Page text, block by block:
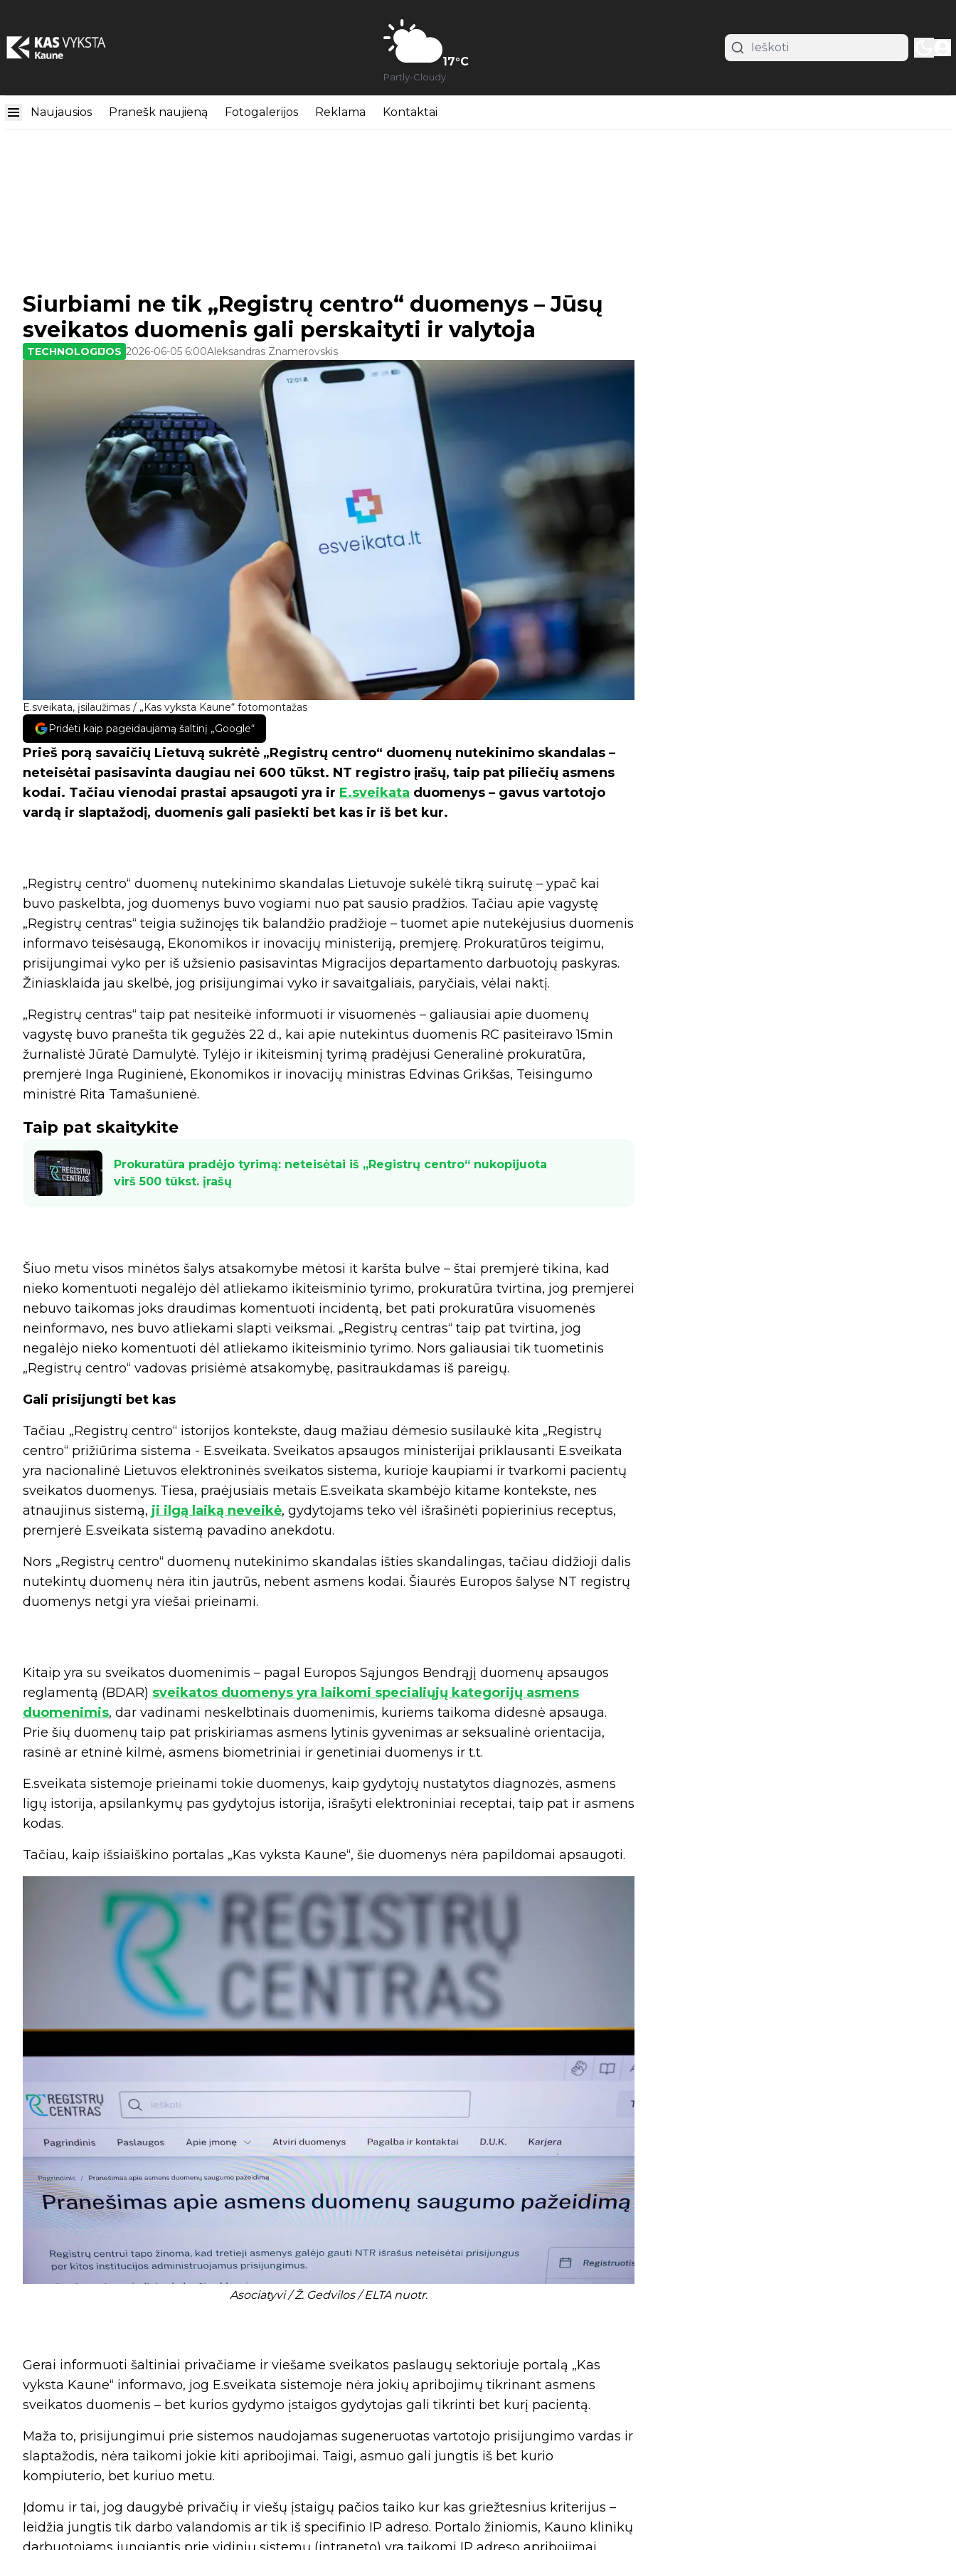
17°C
Partly-Cloudy
Naujausios Pranešk naujieną Fotogalerijos Reklama Kontaktai
E.sveikata, įsilaužimas / „Kas vyksta Kaune“ fotomontažas
Siurbiami ne tik „Registrų centro“ duomenys – Jūsų
sveikatos duomenis gali perskaityti ir valytoja
TECHNOLOGIJOS 2026-06-05 6:00Aleksandras Znamerovskis
Pridėti kaip pageidaujamą šaltinį „Google“
Prieš porą savaičių Lietuvą sukrėtė „Registrų centro“ duomenų nutekinimo skandalas –
neteisėtai pasisavinta daugiau nei 600 tūkst. NT registro įrašų, taip pat piliečių asmens
kodai. Tačiau vienodai prastai apsaugoti yra ir E.sveikata duomenys – gavus vartotojo
vardą ir slaptažodį, duomenis gali pasiekti bet kas ir iš bet kur.
„Registrų centro“ duomenų nutekinimo skandalas Lietuvoje sukėlė tikrą suirutę – ypač kai
buvo paskelbta, jog duomenys buvo vogiami nuo pat sausio pradžios. Tačiau apie vagystę
„Registrų centras“ teigia sužinojęs tik balandžio pradžioje – tuomet apie nutekėjusius duomenis
informavo teisėsaugą, Ekonomikos ir inovacijų ministeriją, premjerę. Prokuratūros teigimu,
prisijungimai vyko per iš užsienio pasisavintas Migracijos departamento darbuotojų paskyras.
Žiniasklaida jau skelbė, jog prisijungimai vyko ir savaitgaliais, paryčiais, vėlai naktį.
„Registrų centras“ taip pat nesiteikė informuoti ir visuomenės – galiausiai apie duomenų
vagystę buvo pranešta tik gegužės 22 d., kai apie nutekintus duomenis RC pasiteiravo 15min
žurnalistė Jūratė Damulytė. Tylėjo ir ikiteisminį tyrimą pradėjusi Generalinė prokuratūra,
premjerė Inga Ruginienė, Ekonomikos ir inovacijų ministras Edvinas Grikšas, Teisingumo
ministrė Rita Tamašunienė.
Taip pat skaitykite
Prokuratūra pradėjo tyrimą: neteisėtai iš „Registrų centro“ nukopijuota
virš 500 tūkst. įrašų
Šiuo metu visos minėtos šalys atsakomybe mėtosi it karšta bulve – štai premjerė tikina, kad
nieko komentuoti negalėjo dėl atliekamo ikiteisminio tyrimo, prokuratūra tvirtina, jog premjerei
nebuvo taikomas joks draudimas komentuoti incidentą, bet pati prokuratūra visuomenės
neinformavo, nes buvo atliekami slapti veiksmai. „Registrų centras“ taip pat tvirtina, jog
negalėjo nieko komentuoti dėl atliekamo ikiteisminio tyrimo. Nors galiausiai tik tuometinis
„Registrų centro“ vadovas prisiėmė atsakomybę, pasitraukdamas iš pareigų.
Gali prisijungti bet kas
Tačiau „Registrų centro“ istorijos kontekste, daug mažiau dėmesio susilaukė kita „Registrų
centro“ prižiūrima sistema - E.sveikata. Sveikatos apsaugos ministerijai priklausanti E.sveikata
yra nacionalinė Lietuvos elektroninės sveikatos sistema, kurioje kaupiami ir tvarkomi pacientų
sveikatos duomenys. Tiesa, praėjusiais metais E.sveikata skambėjo kitame kontekste, nes
atnaujinus sistemą, ji ilgą laiką neveikė, gydytojams teko vėl išrašinėti popierinius receptus,
premjerė E.sveikata sistemą pavadino anekdotu.
Nors „Registrų centro“ duomenų nutekinimo skandalas išties skandalingas, tačiau didžioji dalis
nutekintų duomenų nėra itin jautrūs, nebent asmens kodai. Šiaurės Europos šalyse NT registrų
duomenys netgi yra viešai prieinami.
Kitaip yra su sveikatos duomenimis – pagal Europos Sąjungos Bendrąjį duomenų apsaugos
reglamentą (BDAR) sveikatos duomenys yra laikomi specialiųjų kategorijų asmens
duomenimis, dar vadinami neskelbtinais duomenimis, kuriems taikoma didesnė apsauga.
Prie šių duomenų taip pat priskiriamas asmens lytinis gyvenimas ar seksualinė orientacija,
rasinė ar etninė kilmė, asmens biometriniai ir genetiniai duomenys ir t.t.
E.sveikata sistemoje prieinami tokie duomenys, kaip gydytojų nustatytos diagnozės, asmens
ligų istorija, apsilankymų pas gydytojus istorija, išrašyti elektroniniai receptai, taip pat ir asmens
kodas.
Tačiau, kaip išsiaiškino portalas „Kas vyksta Kaune“, šie duomenys nėra papildomai apsaugoti.
Asociatyvi / Ž. Gedvilos / ELTA nuotr.
Gerai informuoti šaltiniai privačiame ir viešame sveikatos paslaugų sektoriuje portalą „Kas
vyksta Kaune“ informavo, jog E.sveikata sistemoje nėra jokių apribojimų tikrinant asmens
sveikatos duomenis – bet kurios gydymo įstaigos gydytojas gali tikrinti bet kurį pacientą.
Maža to, prisijungimui prie sistemos naudojamas sugeneruotas vartotojo prisijungimo vardas ir
slaptažodis, nėra taikomi jokie kiti apribojimai. Taigi, asmuo gali jungtis iš bet kurio
kompiuterio, bet kuriuo metu.
Įdomu ir tai, jog daugybė privačių ir viešų įstaigų pačios taiko kur kas griežtesnius kriterijus –
leidžia jungtis tik darbo valandomis ar tik iš specifinio IP adreso. Portalo žiniomis, Kauno klinikų